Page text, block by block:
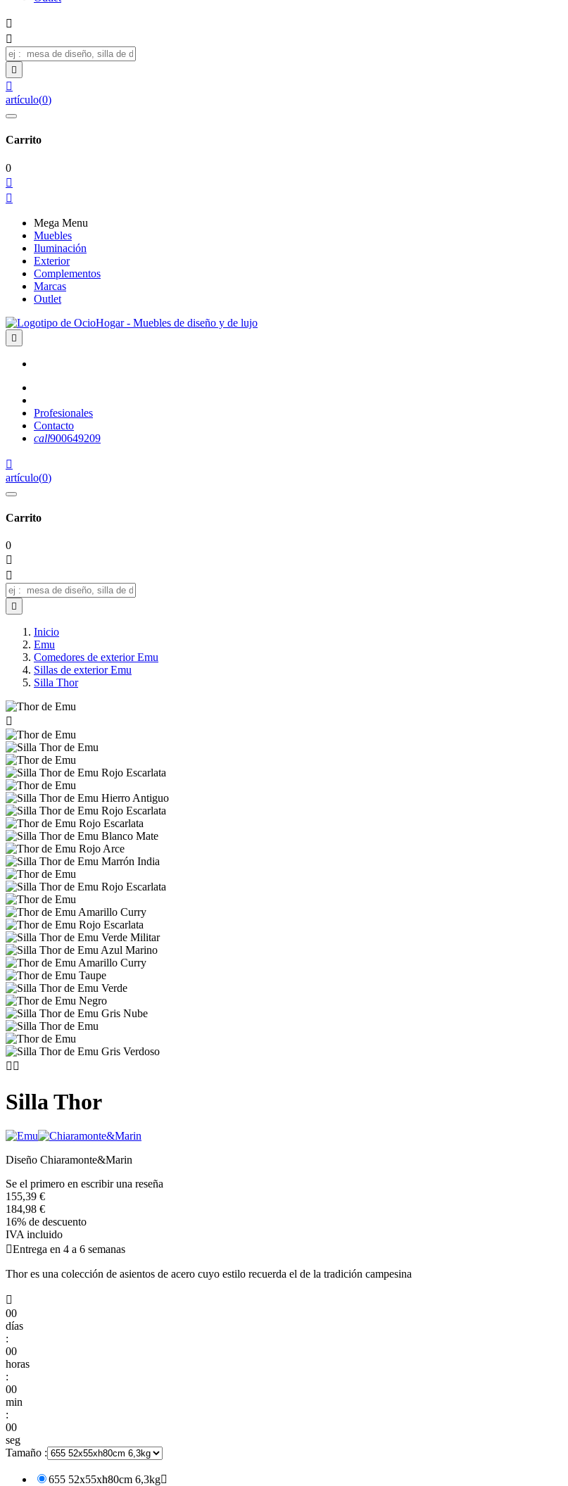




artículo(0)
Carrito
0


Mega Menu
Muebles
Iluminación
Exterior
Complementos
Marcas
Outlet

Profesionales
Contacto
call900649209

artículo(0)
Carrito
0



Inicio
Emu
Comedores de exterior Emu
Sillas de exterior Emu
Silla Thor

 
Silla Thor
Diseño Chiaramonte&Marin
Se el primero en escribir una reseña
155,39 €
184,98 €
16% de descuento
IVA incluido
Entrega en 4 a 6 semanas
Thor es una colección de asientos de acero cuyo estilo recuerda el de la tradición campesina

00
días
:
00
horas
:
00
min
:
00
seg
Tamaño :
655 52x55xh80cm 6,3kg